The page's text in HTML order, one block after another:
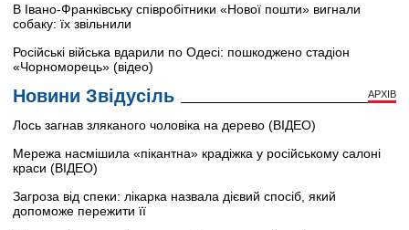
В Івано-Франківську співробітники «Нової пошти» вигнали
собаку: їх звільнили
Російські війська вдарили по Одесі: пошкоджено стадіон
«Чорноморець» (відео)
Новини Звідусіль АРХІВ
Лось загнав зляканого чоловіка на дерево (ВІДЕО)
Мережа насмішила «пікантна» крадіжка у російському салоні
краси (ВІДЕО)
Загроза від спеки: лікарка назвала дієвий спосіб, який
допоможе пережити її